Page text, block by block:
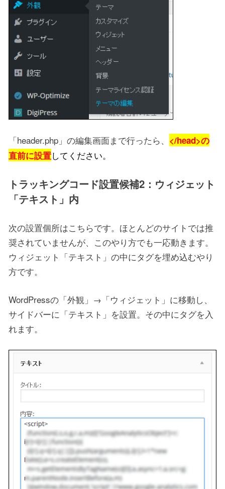
「header.php」の編集画面まで行ったら、 </head>の
直前に設置してください。
トラッキングコード設置候補2：ウィジェット
「テキスト」内
次の設置個所はこちらです。ほとんどのサイトでは推
奨されていませんが、このやり方でも一応動きます。
ウィジェット「テキスト」の中にタグを埋め込むやり
方です。
WordPressの「外観」→「ウィジェット」に移動し、
サイドバーに「テキスト」を設置。その中にタグを入
れます。